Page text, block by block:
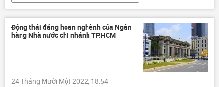
Ukraina
Cuộc khủng hoảng ở Ukraina
Maria Zakharova
Bộ Ngoại giao Nga
phương Tây
Zaporozhye
Nga
Động thái đáng hoan nghênh của Ngân
hàng Nhà nước chi nhánh TP.HCM
24 Tháng Mười Một 2022, 18:54